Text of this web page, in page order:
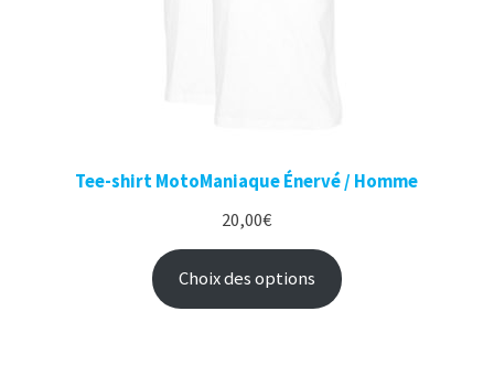
Tee-shirt MotoManiaque Énervé / Homme
20,00€
Choix des options